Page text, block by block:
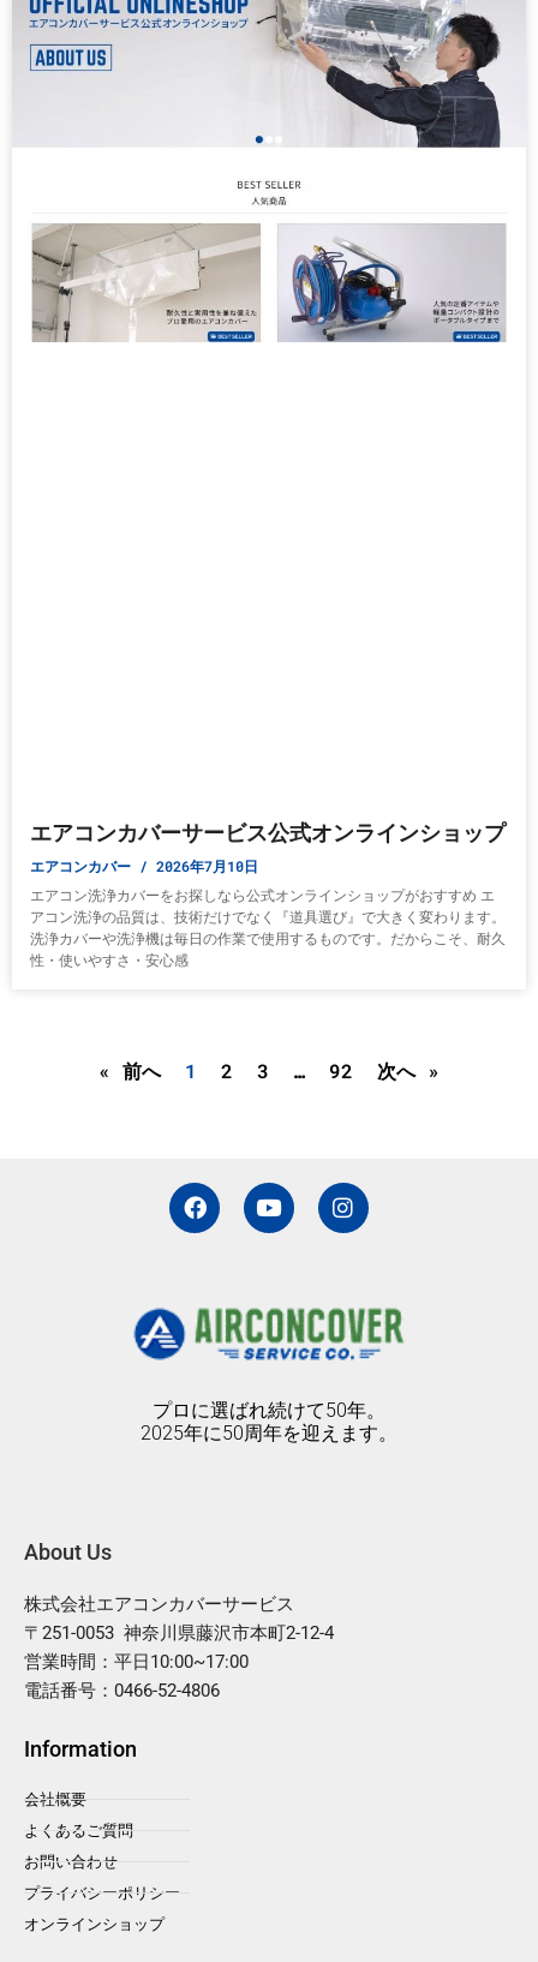
エアコンカバーサービス公式オンラインショップ
エアコンカバー 2026年7月10日
エアコン洗浄カバーをお探しなら公式オンラインショップがおすすめ エ
アコン洗浄の品質は、技術だけでなく『道具選び』で大きく変わります。
洗浄カバーや洗浄機は毎日の作業で使用するものです。だからこそ、耐久
性・使いやすさ・安心感
« 前へ 1 2 3 … 92 次へ »
F
a
c
o
o
k
Y
o
u
b
e
I
n
s
g
r
a
プロに選ばれ続けて50年。
2025年に50周年を迎えます。
About Us
株式会社エアコンカバーサービス
〒251-0053 神奈川県藤沢市本町2-12-4
営業時間：平日10:00~17:00
電話番号：0466-52-4806
Information
会社概要
よくあるご質問
お問い合わせ
プライバシーポリシー
オンラインショップ